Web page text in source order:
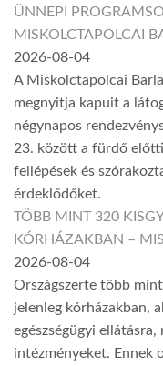
ÜNNEPI
MISKOLCTAPOLCAI
2026-08-04
A Miskolctapolcai
megnyitja kapuit a
négynapos
23. között a fürdő
fellépések és
érdeklődőket.
TÖBB MINT 320
KÓRHÁZAKBAN –
2026-08-04
Országszerte több
jelenleg kórházakban,
egészségügyi
intézményeket. Ennek